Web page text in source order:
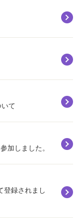
て
加しました。
登録されまし